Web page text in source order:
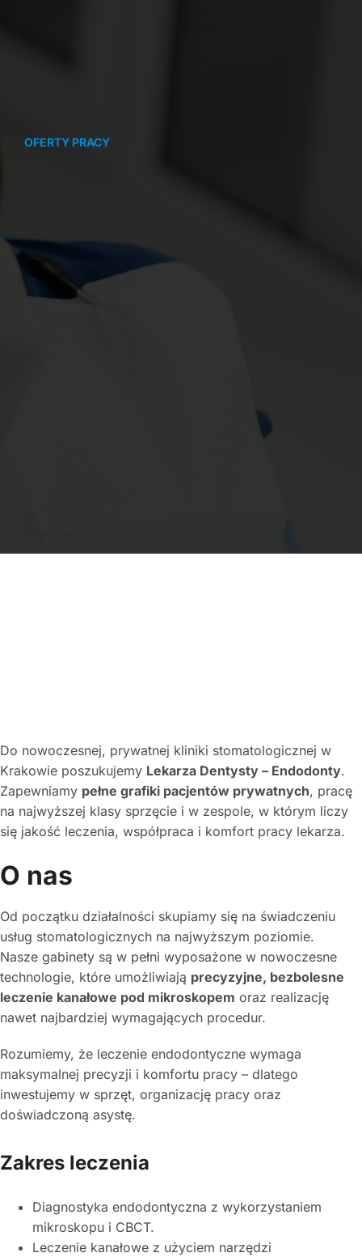
OFERTY PRACY
Do nowoczesnej, prywatnej kliniki stomatologicznej w
Krakowie poszukujemy Lekarza Dentysty – Endodonty.
Zapewniamy pełne grafiki pacjentów prywatnych, pracę
na najwyższej klasy sprzęcie i w zespole, w którym liczy
się jakość leczenia, współpraca i komfort pracy lekarza.
O nas
Od początku działalności skupiamy się na świadczeniu
usług stomatologicznych na najwyższym poziomie.
Nasze gabinety są w pełni wyposażone w nowoczesne
technologie, które umożliwiają precyzyjne, bezbolesne
leczenie kanałowe pod mikroskopem oraz realizację
nawet najbardziej wymagających procedur.
Rozumiemy, że leczenie endodontyczne wymaga
maksymalnej precyzji i komfortu pracy – dlatego
inwestujemy w sprzęt, organizację pracy oraz
doświadczoną asystę.
Zakres leczenia
Diagnostyka endodontyczna z wykorzystaniem
mikroskopu i CBCT.
Leczenie kanałowe z użyciem narzędzi